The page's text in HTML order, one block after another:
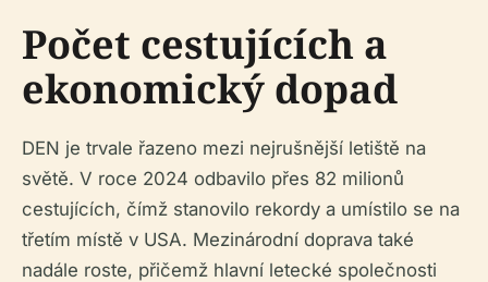
Počet cestujících a
ekonomický dopad
DEN je trvale řazeno mezi nejrušnější letiště na
světě. V roce 2024 odbavilo přes 82 milionů
cestujících, čímž stanovilo rekordy a umístilo se na
třetím místě v USA. Mezinárodní doprava také
nadále roste, přičemž hlavní letecké společnosti